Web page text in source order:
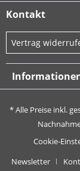
Kontakt
Vertrag
* Alle Preise inkl.
Cookie-
Newsletter